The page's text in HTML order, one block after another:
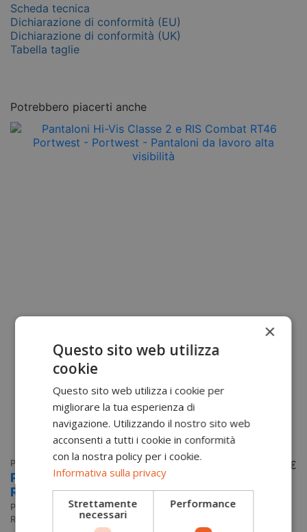
Scheda tecnica
Dichiarazione di conformità (EU)
Dichiarazione di conformità (UK)
Tabella taglie
Potrebbero piacerti anche
Pantaloni da lavoro alta visibilità
Pantaloni Hi-Vis Classe 2 e RIS Combat
RT46 Portwest
Portwest
RT46
37,00 €
×
Questo sito web utilizza
cookie
Questo sito web utilizza i cookie per
migliorare la tua esperienza di
navigazione. Utilizzando il nostro sito web
acconsenti a tutti i cookie in conformità
con la nostra policy per i cookie.
Informativa sulla privacy
Strettamente
necessari
Performance